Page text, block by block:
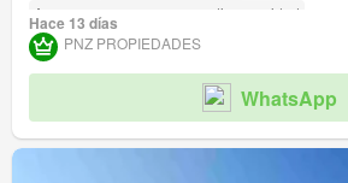
Acceso para personas con discapacidad
Hace 13 días
PNZ PROPIEDADES
WhatsApp